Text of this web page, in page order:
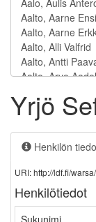
Yrjö
Henkilön
URI: http://ldf.fi/
Henkilötiedot
Sukunimi